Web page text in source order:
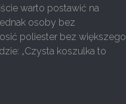
warto postawić na
osoby bez
poliester bez większego
„Czysta koszulka to